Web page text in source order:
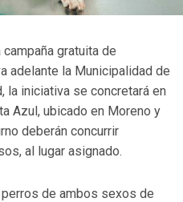
gratuita de
adelante la Municipalidad de
la iniciativa se concretará en
Azul, ubicado en Moreno y
deberán concurrir
al lugar asignado.
de ambos sexos de